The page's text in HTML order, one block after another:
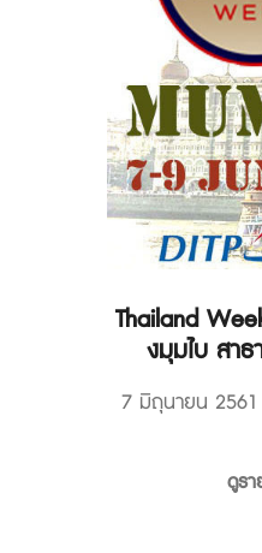
Thailand
งมุมไบ สา
7 มิถุนายน
ดูรา